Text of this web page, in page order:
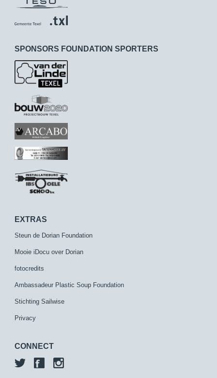
SPONSORS FOUNDATION SPORTERS
EXTRAS
Steun de Dorian Foundation
Mooie iDocu over Dorian
fotocredits
Ambassadeur Plastic Soup Foundation
Stichting Sailwise
Privacy
CONNECT